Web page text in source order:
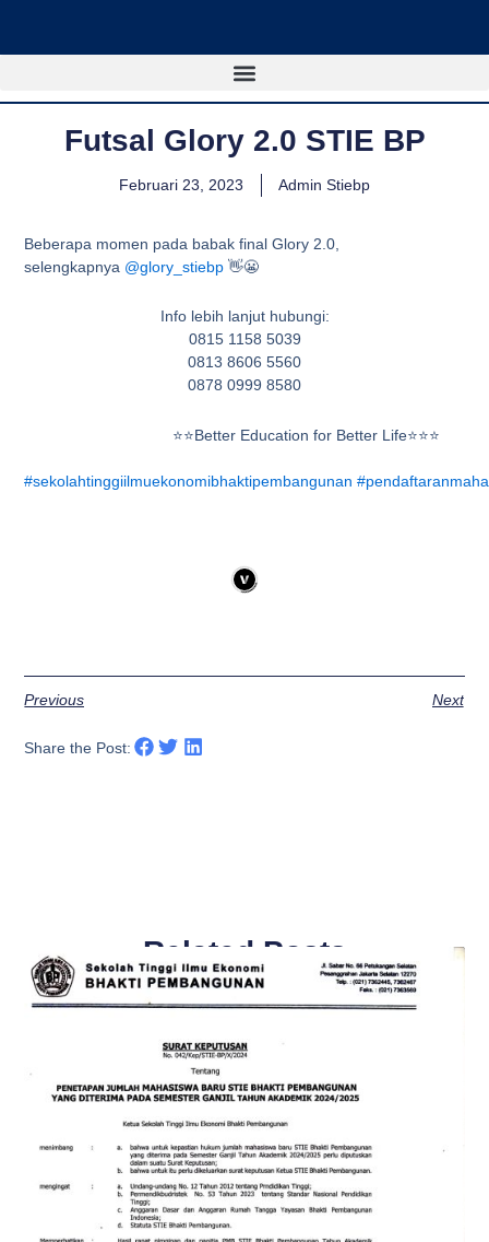
Futsal Glory 2.0 STIE BP
Februari 23, 2023 Admin Stiebp
Beberapa momen pada babak final Glory 2.0,
selengkapnya @glory_stiebp 👋😬
Info lebih lanjut hubungi:⁣
0815 1158 5039
0813 8606 5560
0878 0999 8580
⭐⭐Better Education for Better Life⭐⭐⭐
#sekolahtinggiilmuekonomibhaktipembangunan
Previous Next
Share the Post:
Related Posts